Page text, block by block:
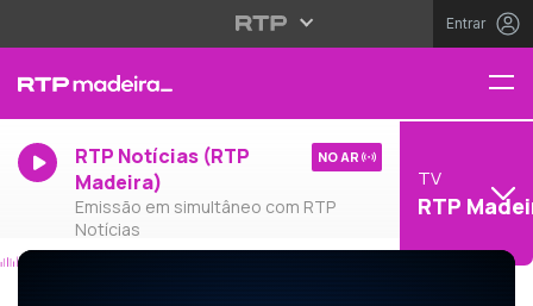
Entrar
RTP Notícias (RTP
Madeira)
Emissão em simultâneo com RTP
Notícias
NO AR
TV
RTP